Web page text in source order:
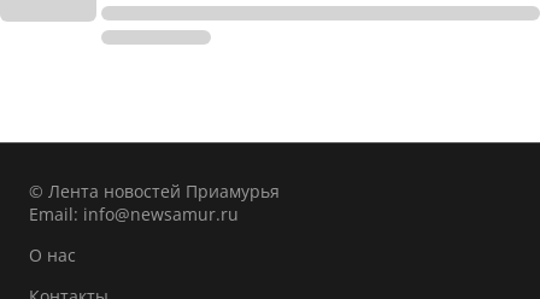
© Лента новостей Приамурья
Email: info@newsamur.ru
О нас